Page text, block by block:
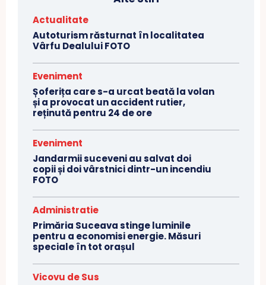
Actualitate
Autoturism răsturnat în localitatea
Vârfu Dealului FOTO
Eveniment
Șoferița care s-a urcat beată la volan
și a provocat un accident rutier,
reținută pentru 24 de ore
Eveniment
Jandarmii suceveni au salvat doi
copii și doi vârstnici dintr-un incendiu
FOTO
Administratie
Primăria Suceava stinge luminile
pentru a economisi energie. Măsuri
speciale în tot orașul
Vicovu de Sus